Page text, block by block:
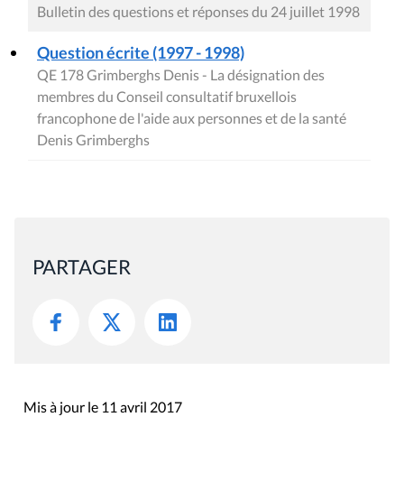
Bulletin des questions et réponses du 24 juillet 1998
Question écrite (1997 - 1998)
QE 178 Grimberghs Denis - La désignation des
membres du Conseil consultatif bruxellois
francophone de l'aide aux personnes et de la santé
Denis Grimberghs
PARTAGER
Mis à jour le 11 avril 2017